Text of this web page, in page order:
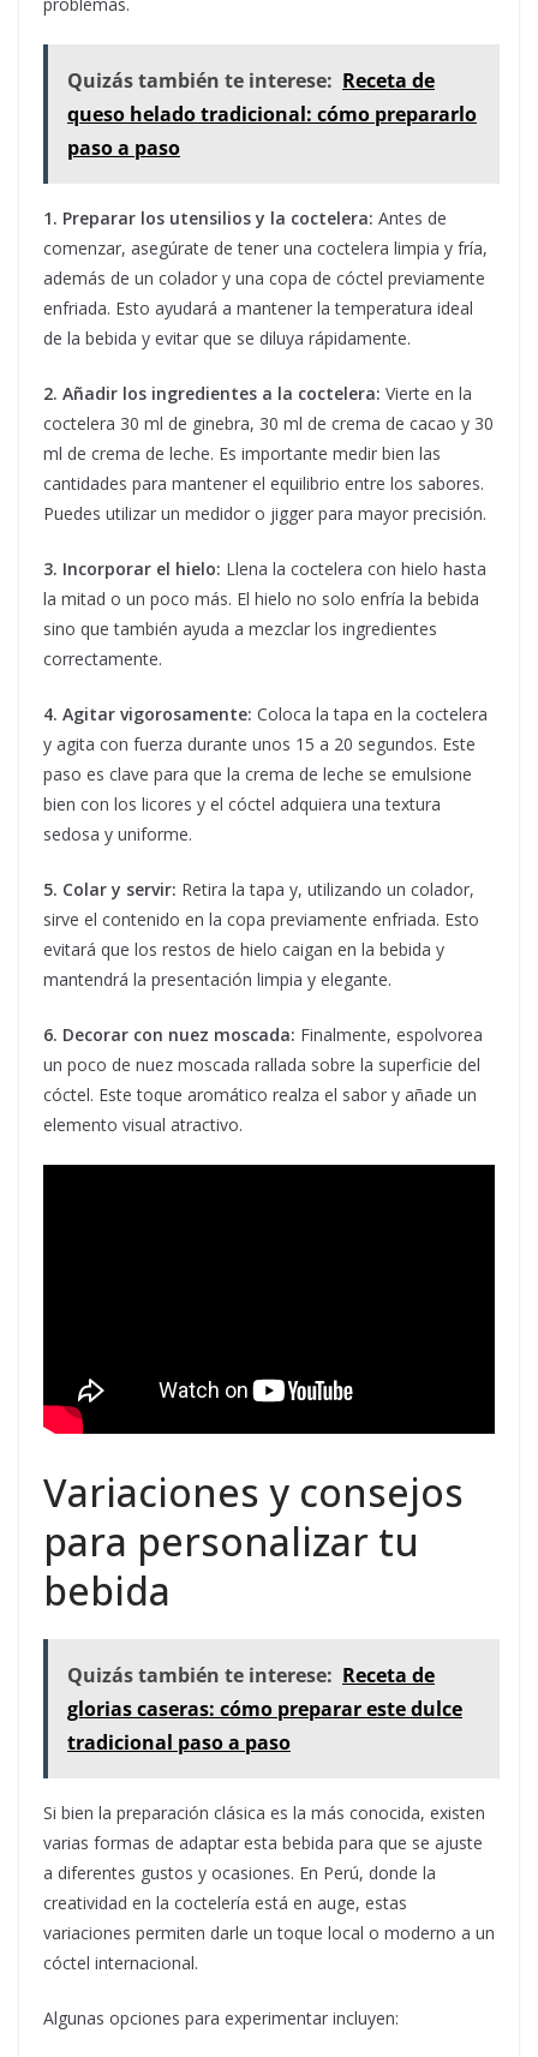
problemas.
Quizás también te interese: Receta de
queso helado tradicional: cómo prepararlo
paso a paso
1. Preparar los utensilios y la coctelera: Antes de
comenzar, asegúrate de tener una coctelera limpia y fría,
además de un colador y una copa de cóctel previamente
enfriada. Esto ayudará a mantener la temperatura ideal
de la bebida y evitar que se diluya rápidamente.
2. Añadir los ingredientes a la coctelera: Vierte en la
coctelera 30 ml de ginebra, 30 ml de crema de cacao y 30
ml de crema de leche. Es importante medir bien las
cantidades para mantener el equilibrio entre los sabores.
Puedes utilizar un medidor o jigger para mayor precisión.
3. Incorporar el hielo: Llena la coctelera con hielo hasta
la mitad o un poco más. El hielo no solo enfría la bebida
sino que también ayuda a mezclar los ingredientes
correctamente.
4. Agitar vigorosamente: Coloca la tapa en la coctelera
y agita con fuerza durante unos 15 a 20 segundos. Este
paso es clave para que la crema de leche se emulsione
bien con los licores y el cóctel adquiera una textura
sedosa y uniforme.
5. Colar y servir: Retira la tapa y, utilizando un colador,
sirve el contenido en la copa previamente enfriada. Esto
evitará que los restos de hielo caigan en la bebida y
mantendrá la presentación limpia y elegante.
6. Decorar con nuez moscada: Finalmente, espolvorea
un poco de nuez moscada rallada sobre la superficie del
cóctel. Este toque aromático realza el sabor y añade un
elemento visual atractivo.
Variaciones y consejos
para personalizar tu
bebida
Quizás también te interese: Receta de
glorias caseras: cómo preparar este dulce
tradicional paso a paso
Si bien la preparación clásica es la más conocida, existen
varias formas de adaptar esta bebida para que se ajuste
a diferentes gustos y ocasiones. En Perú, donde la
creatividad en la coctelería está en auge, estas
variaciones permiten darle un toque local o moderno a un
cóctel internacional.
Algunas opciones para experimentar incluyen: